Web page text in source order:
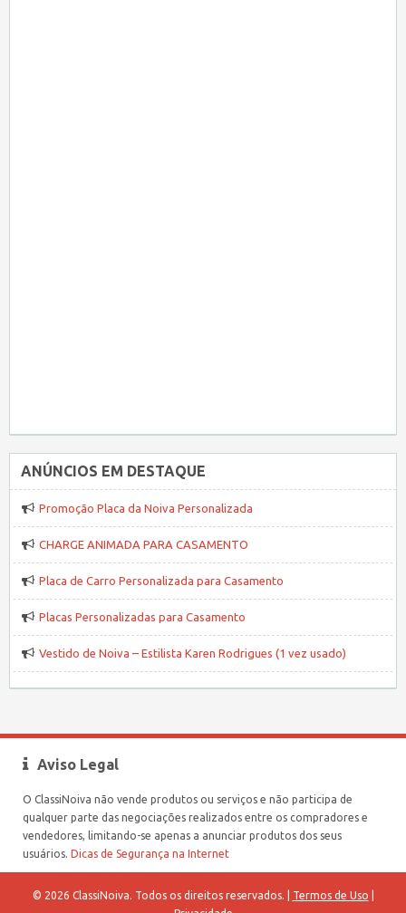
ANÚNCIOS EM DESTAQUE
Promoção Placa da Noiva Personalizada
CHARGE ANIMADA PARA CASAMENTO
Placa de Carro Personalizada para Casamento
Placas Personalizadas para Casamento
Vestido de Noiva – Estilista Karen Rodrigues (1 vez usado)
Aviso Legal
O ClassiNoiva não vende produtos ou serviços e não participa de
qualquer parte das negociações realizados entre os compradores e
vendedores, limitando-se apenas a anunciar produtos dos seus
usuários. Dicas de Segurança na Internet
© 2026 ClassiNoiva. Todos os direitos reservados. | Termos de Uso